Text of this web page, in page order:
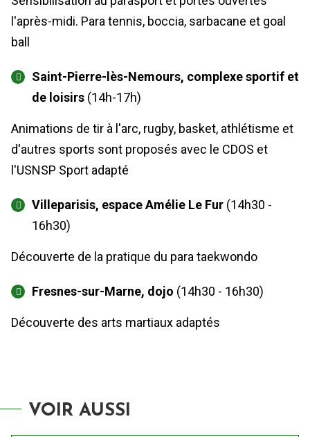
l'après-midi. Para tennis, boccia, sarbacane et goal
ball
Saint-Pierre-lès-Nemours, complexe sportif et
de loisirs (14h-17h)
Animations de tir à l'arc, rugby, basket, athlétisme et
d'autres sports sont proposés avec le CDOS et
l'USNSP Sport adapté
Villeparisis, espace Amélie Le Fur (14h30 -
16h30)
Découverte de la pratique du para taekwondo
Fresnes-sur-Marne, dojo (14h30 - 16h30)
Découverte des arts martiaux adaptés
VOIR AUSSI